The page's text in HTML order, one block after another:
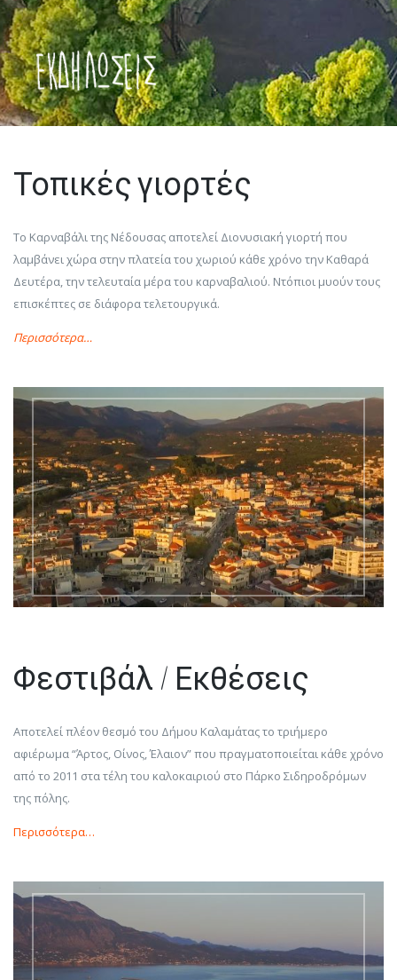
Τοπικές γιορτές
Το Καρναβάλι της Νέδουσας αποτελεί Διονυσιακή γιορτή που
λαμβάνει χώρα στην πλατεία του χωριού κάθε χρόνο την Καθαρά
Δευτέρα, την τελευταία μέρα του καρναβαλιού. Ντόπιοι μυούν τους
επισκέπτες σε διάφορα τελετουργικά.
Περισσότερα…
Φεστιβάλ / Εκθέσεις
Αποτελεί πλέον θεσμό του Δήμου Καλαμάτας το τριήμερο
αφιέρωμα “Άρτος, Οίνος, Έλαιον” που πραγματοποιείται κάθε χρόνο
από το 2011 στα τέλη του καλοκαιριού στο Πάρκο Σιδηροδρόμων
της πόλης.
Περισσότερα…